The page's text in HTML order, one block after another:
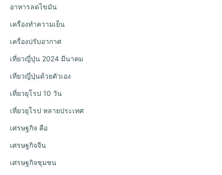
อาหารลดไขมัน
เครื่องทำความเย็น
เครื่องปรับอากาศ
เที่ยวญี่ปุ่น 2024 มีนาคม
เที่ยวญี่ปุ่นด้วยตัวเอง
เที่ยวยุโรป 10 วัน
เที่ยวยุโรป หลายประเทศ
เศรษฐกิจ คือ
เศรษฐกิจจีน
เศรษฐกิจชุมชน